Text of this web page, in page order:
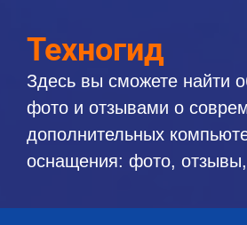
Техногид
Здесь вы сможете найти
фото и отзывами о
дополнительных
оснащения: фото,